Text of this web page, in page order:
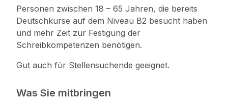
Personen zwischen 18 – 65 Jahren, die bereits
Deutschkurse auf dem Niveau B2 besucht haben
und mehr Zeit zur Festigung der
Schreibkompetenzen benötigen.
Gut auch für Stellensuchende geeignet.
Was Sie mitbringen